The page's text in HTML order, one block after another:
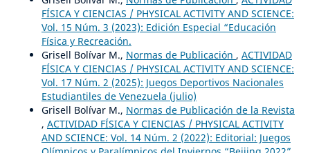
FÍSICA Y CIENCIAS / PHYSICAL ACTIVITY AND SCIENCE:
Vol. 15 Núm. 3 (2023): Edición Especial “Educación
Física y Recreación.
Grisell Bolívar M., Normas de Publicación , ACTIVIDAD
FÍSICA Y CIENCIAS / PHYSICAL ACTIVITY AND SCIENCE:
Vol. 17 Núm. 2 (2025): Juegos Deportivos Nacionales
Estudiantiles de Venezuela (julio)
Grisell Bolívar M., Normas de Publicación de la Revista
, ACTIVIDAD FÍSICA Y CIENCIAS / PHYSICAL ACTIVITY
AND SCIENCE: Vol. 14 Núm. 2 (2022): Editorial: Juegos